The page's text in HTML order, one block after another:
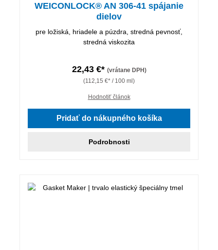
WEICONLOCK® AN 306-41 spájanie
dielov
pre ložiská, hriadele a púzdra, stredná pevnosť,
stredná viskozita
22,43 €* (vrátane DPH)
(112,15 €* / 100 ml)
Hodnotiť článok
Pridať do nákupného košíka
Podrobnosti